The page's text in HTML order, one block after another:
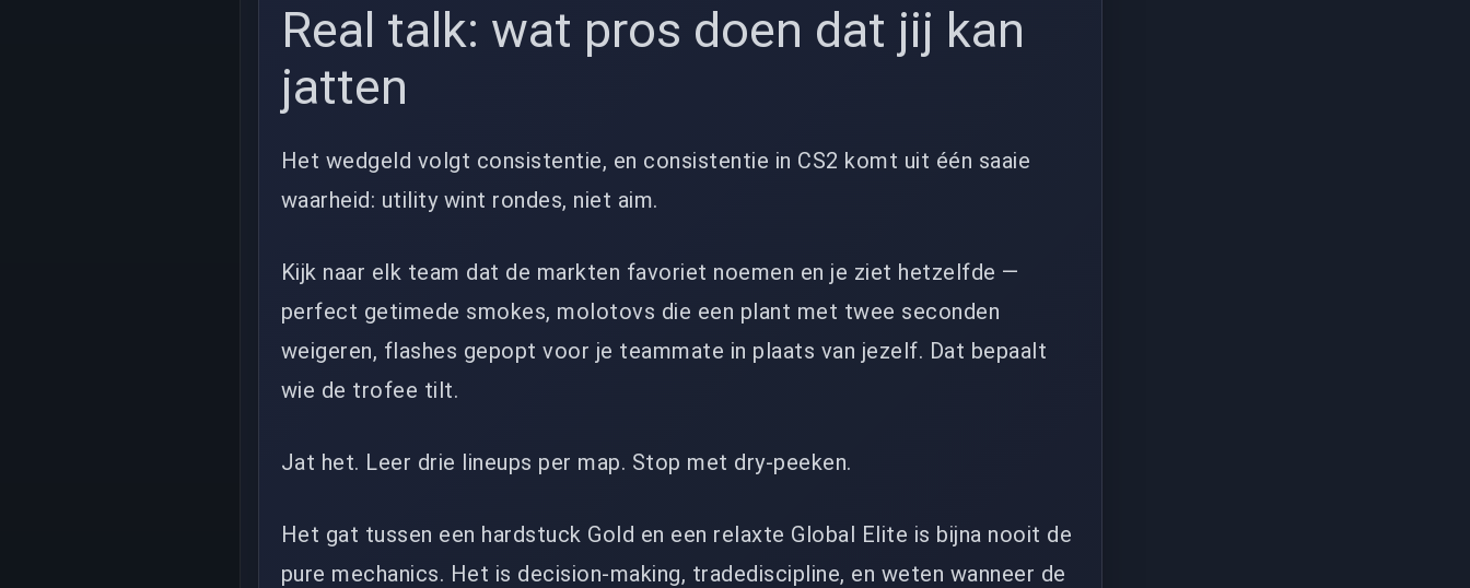
Real talk: wat pros doen dat jij kan
jatten
Het wedgeld volgt consistentie, en consistentie in CS2 komt uit één saaie
waarheid: utility wint rondes, niet aim.
Kijk naar elk team dat de markten favoriet noemen en je ziet hetzelfde —
perfect getimede smokes, molotovs die een plant met twee seconden
weigeren, flashes gepopt voor je teammate in plaats van jezelf. Dat bepaalt
wie de trofee tilt.
Jat het. Leer drie lineups per map. Stop met dry-peeken.
Het gat tussen een hardstuck Gold en een relaxte Global Elite is bijna nooit de
pure mechanics. Het is decision-making, tradediscipline, en weten wanneer de